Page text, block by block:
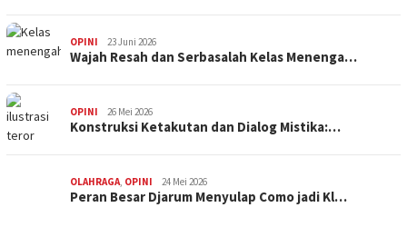
OPINI 23 Juni 2026
Wajah Resah dan Serbasalah Kelas Menenga…
OPINI 26 Mei 2026
Konstruksi Ketakutan dan Dialog Mistika:…
OLAHRAGA, OPINI 24 Mei 2026
Peran Besar Djarum Menyulap Como jadi Kl…